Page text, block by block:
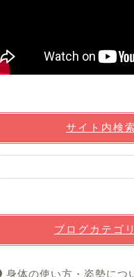
サイト内検索
ブログカテゴ
身体の使い方・姿勢につ